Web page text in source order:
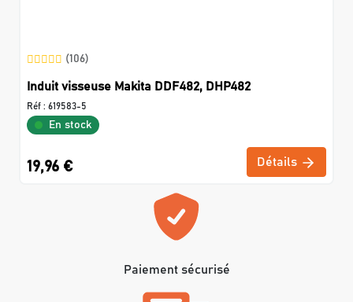
(106)
Induit visseuse Makita DDF482, DHP482
Réf : 619583-5
En stock
19,96 € Détails
Paiement sécurisé